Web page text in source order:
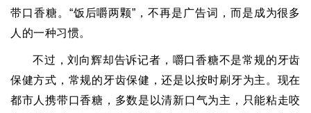
带口香糖。 “饭后嚼两颗” ，不再是广告词，而是成为很多
人的一种习惯。
不过，刘向辉却告诉记者，嚼口香糖不是常规的牙齿
保健方式，常规的牙齿保健，还是以按时刷牙为主。现在
都市人携带口香糖，多数是以清新口气为主，只能粘走咬